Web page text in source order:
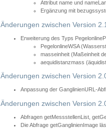
Attribut name und
Ergänzung mit
Änderungen zwischen Version
Erweiterung des Typs
PegelonlineWSA
masseinheit (Maßeinheit
aequidistanzmass
Änderungen zwischen Version
Anpassung der GanglinienURL-
Änderungen zwischen Version
Abfragen getMessstellenList,
Die Abfrage getGanglinienImage